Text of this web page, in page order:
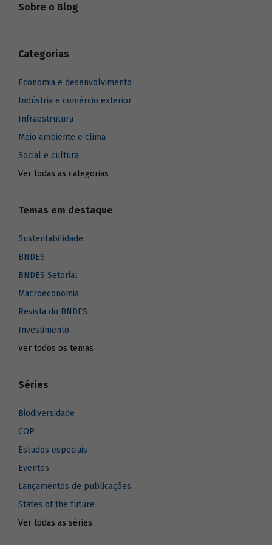
Sobre o Blog
Categorias
Economia e desenvolvimento
Indústria e comércio exterior
Infraestrutura
Meio ambiente e clima
Social e cultura
Ver todas as categorias
Temas em destaque
Sustentabilidade
BNDES
BNDES Setorial
Macroeconomia
Revista do BNDES
Investimento
Ver todos os temas
Séries
Biodiversidade
COP
Estudos especiais
Eventos
Lançamentos de publicações
States of the future
Ver todas as séries